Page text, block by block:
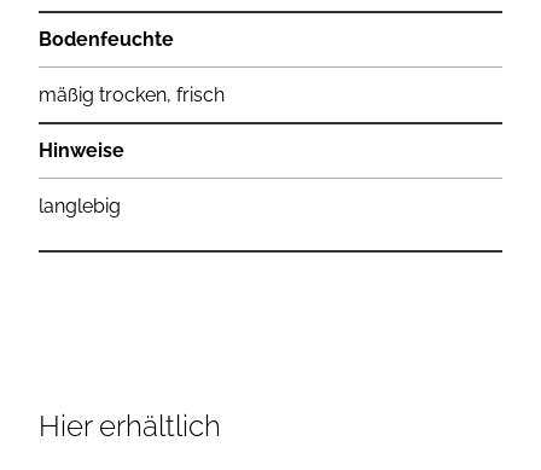
Bodenfeuchte
mäßig trocken, frisch
Hinweise
langlebig
Hier erhältlich